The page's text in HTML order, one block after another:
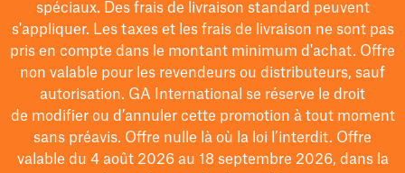
spéciaux. Des frais de livraison standard peuvent
s'appliquer. Les taxes et les frais de livraison ne sont pas
pris en compte dans le montant minimum d'achat. Offre
non valable pour les revendeurs ou distributeurs, sauf
autorisation. GA International se réserve le droit
de modifierou d’annuler cette promotion à tout moment
sans préavis. Offre nulle là où la loi l’interdit. Offre
valable du 4 août 2026 au 18 septembre 2026, dans la